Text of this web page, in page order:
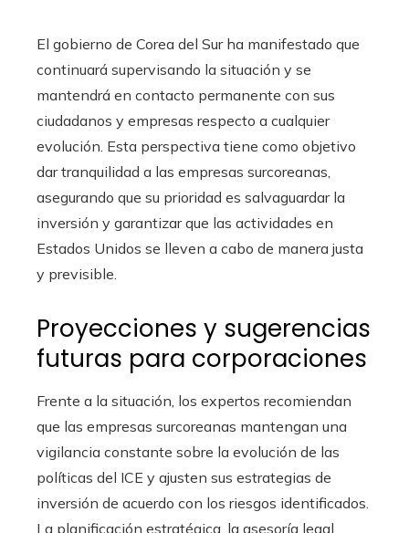
El gobierno de Corea del Sur ha manifestado que
continuará supervisando la situación y se
mantendrá en contacto permanente con sus
ciudadanos y empresas respecto a cualquier
evolución. Esta perspectiva tiene como objetivo
dar tranquilidad a las empresas surcoreanas,
asegurando que su prioridad es salvaguardar la
inversión y garantizar que las actividades en
Estados Unidos se lleven a cabo de manera justa
y previsible.
Proyecciones y sugerencias
futuras para corporaciones
Frente a la situación, los expertos recomiendan
que las empresas surcoreanas mantengan una
vigilancia constante sobre la evolución de las
políticas del ICE y ajusten sus estrategias de
inversión de acuerdo con los riesgos identificados.
La planificación estratégica, la asesoría legal